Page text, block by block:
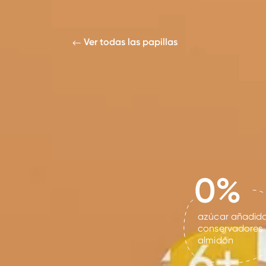
Ver todas las papillas
0%
azúcar
conservadores
almidón